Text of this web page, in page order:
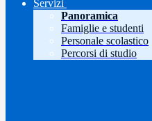
Servizi
Panoramica
Famiglie e studenti
Personale scolastico
Percorsi di studio